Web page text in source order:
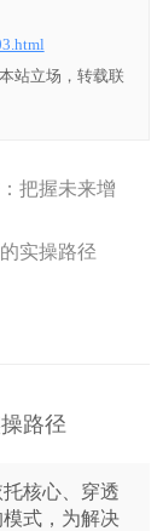
站立场，转载联
把握未来增
实操路径
路径
核心、穿透
式，为解决